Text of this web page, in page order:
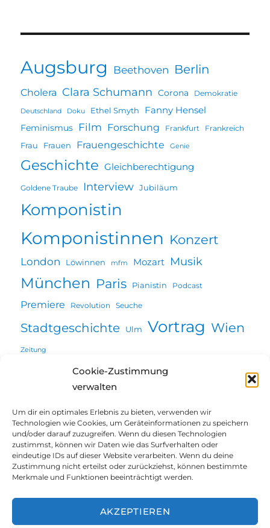
Cookie-Zustimmung
verwalten
Um dir ein optimales Erlebnis zu bieten, verwenden wir
Technologien wie Cookies, um Geräteinformationen zu speichern
und/oder darauf zuzugreifen. Wenn du diesen Technologien
zustimmst, können wir Daten wie das Surfverhalten oder
eindeutige IDs auf dieser Website verarbeiten. Wenn du deine
Zustimmung nicht erteilst oder zurückziehst, können bestimmte
Merkmale und Funktionen beeinträchtigt werden.
AKZEPTIEREN
Augsburg Beethoven Berlin
Cholera Clara Schumann Corona Demokratie
Deutschland Doku Ethel Smyth Fanny Hensel
Feminismus Film Forschung Frankfurt Frankreich
Frau Frauen Frauengeschichte Genie
Geschichte Gleichberechtigung
Goldene Traube Interview Jubiläum
Komponistin
Komponistinnen Konzert
London Löwinnen mfm Mozart Musik
München Paris Pianistin Podcast
Premiere Revolution Seuche
Stadtgeschichte Ulm Vortrag Wien
Zeitung
Über mich
Projekte | Vorträge
Blog@Augsburg